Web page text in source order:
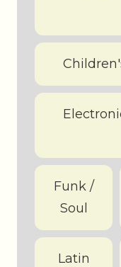
Funk /
Soul
Latin